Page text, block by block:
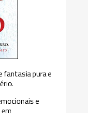
fantasia pura e
e